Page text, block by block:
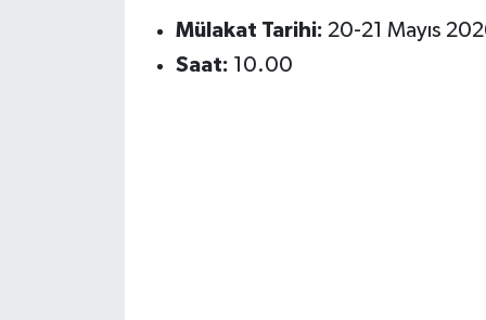
Mülakat Tarihi: 20-21 Mayıs
Saat: 10.00